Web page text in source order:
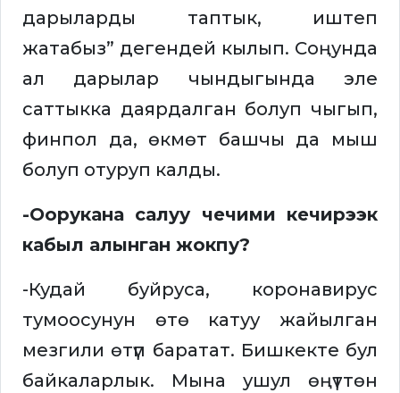
дарыларды таптык, иштеп
жатабыз” дегендей кылып. Соңунда
ал дарылар чындыгында эле
саттыкка даярдалган болуп чыгып,
финпол да, өкмөт башчы да мыш
болуп отуруп калды.
-Оорукана салуу чечими кечирээк
кабыл алынган жокпу?
-Кудай буйруса, коронавирус
тумоосунун өтө катуу жайылган
мезгили өтүп баратат. Бишкекте бул
байкаларлык. Мына ушул өңүттөн